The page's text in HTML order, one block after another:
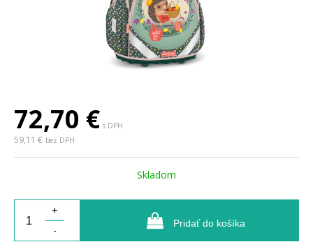
72,70 € s DPH
59,11 € bez DPH
Skladom
+
-
Pridať do košíka